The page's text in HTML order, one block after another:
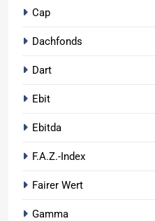
Cap
Dachfonds
Dart
Ebit
Ebitda
F.A.Z.-Index
Fairer Wert
Gamma